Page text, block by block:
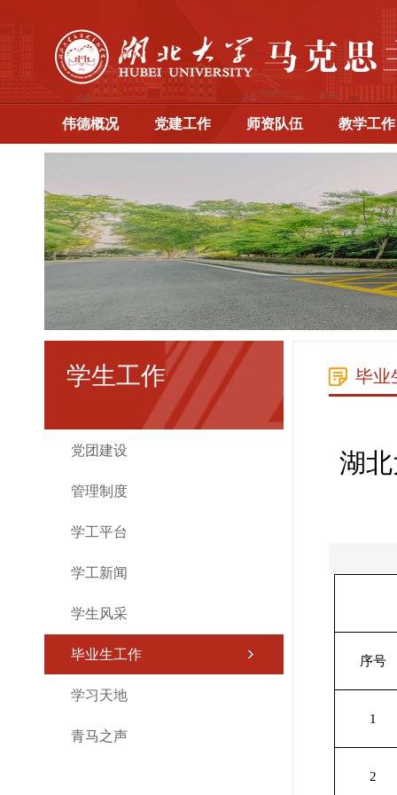
伟德概况 党建工作 师资队伍 教学工作
学生工作
党团建设
管理制度
学工平台
学工新闻
学生风采
毕业生工作
学习天地
青马之声
毕业
湖
序号
1
2